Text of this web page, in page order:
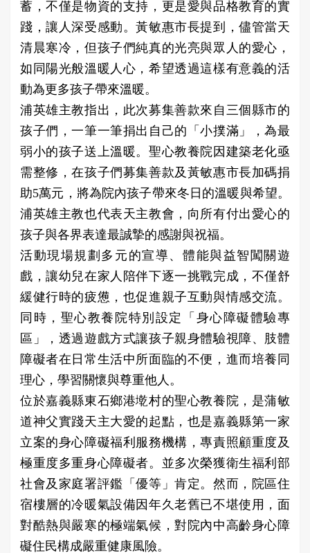
蓄，不僅是物資的支持，更是愛與品格教育的實
踐，讓人深受感動。黃敏惠市長提到，儘管當天
清晨寒冷，但孩子們純真的光亮與眾人的愛心，
如同陽光般溫暖人心，希望透過這樣有意義的活
動為更多孩子帶來溫暖。
浦英雄主教指出，此次募集善款來自三個縣市的
孩子們，一筆一筆捐出自己的「小撲滿」，為最
弱小的孩子送上溫暖。聖心教養院因建築老化亟
需整修，在孩子們募集善款及黃敏惠市長加碼捐
助5萬元，將為院內孩子帶來冬日的溫暖與希望。
浦英雄主教也代表天主教會，向所有付出愛心的
孩子與各界表達最誠摯的感謝與祝福。
活動現場規劃多元的宣導、體能與益智闖關遊
戲，讓幼兒在家人陪伴下逐一挑戰完成，不僅舒
緩健行時的疲憊，也促進親子互動與情感交流。
同時，聖心教養院特別設定「身心障礙體驗專
區」，透過遊戲方式讓孩子親身體驗視障、肢體
障礙者在日常生活中所面臨的不便，進而培養同
理心，學習關懷與尊重他人。
位於嘉義縣東石鄉港墘村的聖心教養院，是蒲敏
道神父實踐天主大愛的起點，也是嘉義縣第一家
立案的身心障礙福利服務機構，專責照顧重度及
極重度多重身心障礙者。並多次榮獲衛生福利部
社會及家庭署評鑑「優等」肯定。然而，院區住
宿樓層的冷暖氣設備因年久老舊已不堪使用，面
對酷熱與嚴寒的極端氣候，對院內中高齡身心障
礙住民構成嚴重健康風險。